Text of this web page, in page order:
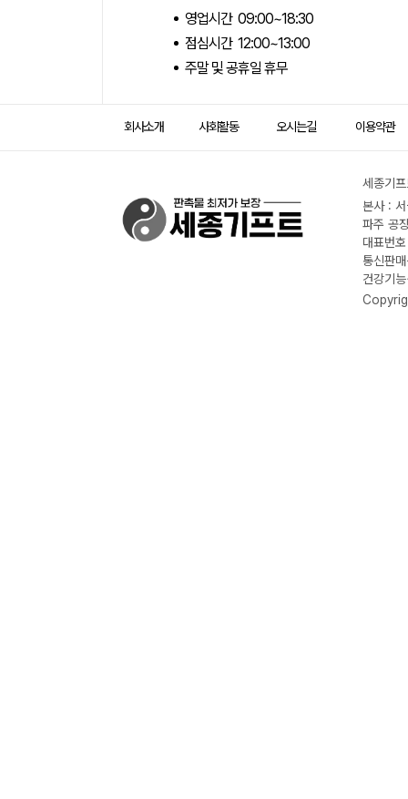
영업시간 09:00~18:30
점심시간 12:00~13:00
주말 및 공휴일 휴무
회사소개 사회활동 오시는길 이용약관
세종기
본사 :
파주 공
대표번
통신판
건강기